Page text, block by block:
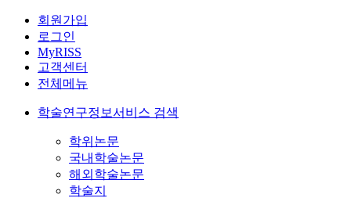
회원가입
로그인
MyRISS
고객센터
전체메뉴
학술연구정보서비스 검색
학위논문
국내학술논문
해외학술논문
학술지